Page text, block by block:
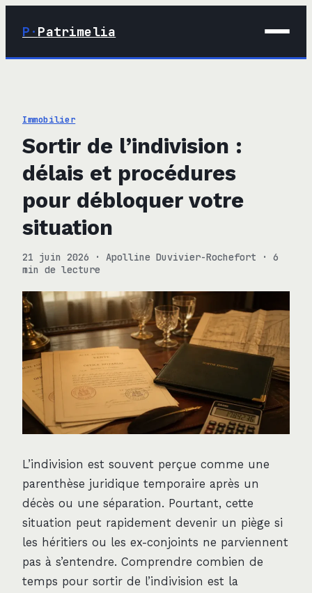
P· Patrimelia
03 · Immobilier
04 · Finance
Immobilier
Sortir de l’indivision :
délais et procédures
pour débloquer votre
situation
21 juin 2026 · Apolline Duvivier-Rochefort ·
6
min de lecture
L’indivision est souvent perçue comme une
parenthèse juridique temporaire après un
décès ou une séparation. Pourtant, cette
situation peut rapidement devenir un piège si
les héritiers ou les ex-conjoints ne parviennent
pas à s’entendre. Comprendre combien de
temps pour sortir de l’indivision est la